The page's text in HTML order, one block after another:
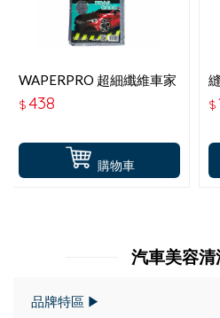
購物車
WAPERPRO 超細纖維車家
兩用抹布
$438 $
汽車美容
品牌特區 ▶